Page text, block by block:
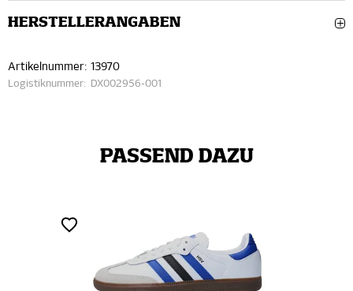
HERSTELLERANGABEN
Artikelnummer: 13970
Logistiknummer: DX002956-001
PASSEND DAZU